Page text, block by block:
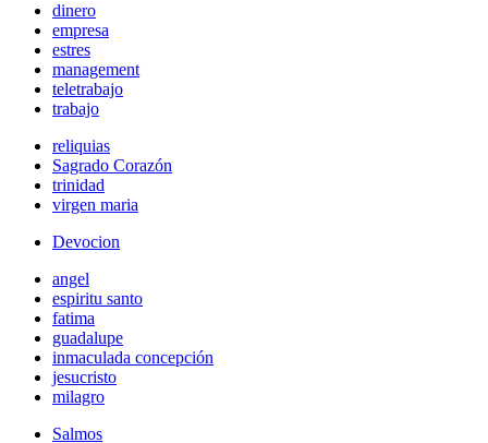
dinero
empresa
estres
management
teletrabajo
trabajo
reliquias
Sagrado Corazón
trinidad
virgen maria
Devocion
angel
espiritu santo
fatima
guadalupe
inmaculada concepción
jesucristo
milagro
Salmos